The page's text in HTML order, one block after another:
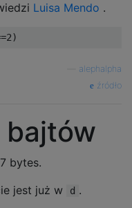
Luisa Mendo .
alephalpha
źródło
bajtów
bytes.
jest już w
d .